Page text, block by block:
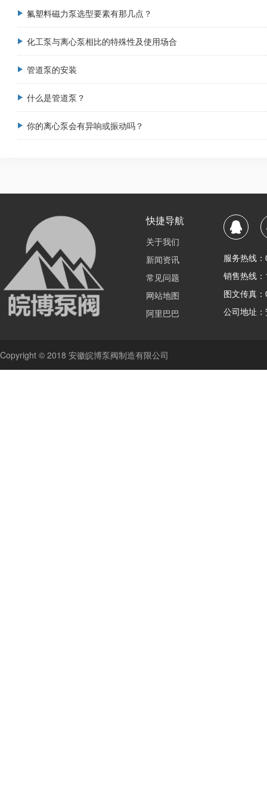
氟塑料磁力泵选型要素有那几点？
化工泵与离心泵相比的特殊性及使用场合
管道泵的安装
什么是管道泵？
你的离心泵会有异响或振动吗？
快捷导航
关于我们
新闻资讯
常见问题
网站地图
阿里巴巴
服务热线
销售热线
图文传真
公司地址
Copyright © 2018 安徽皖博泵阀制造有限公司